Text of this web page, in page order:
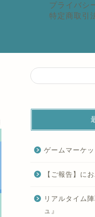
プライバシ
特定商取引
ゲームマーケ
【ご報告】に
リアルタイム
ュ』